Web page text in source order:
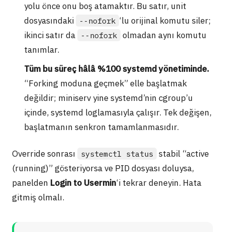
yolu önce onu boş atamaktır. Bu satır, unit
dosyasındaki
--nofork ‘lu orijinal komutu siler;
ikinci satır da
--nofork olmadan aynı komutu
tanımlar.
Tüm bu süreç hâlâ %100 systemd yönetiminde.
“Forking moduna geçmek” elle başlatmak
değildir; miniserv yine systemd’nin cgroup’u
içinde, systemd loglamasıyla çalışır. Tek değişen,
başlatmanın senkron tamamlanmasıdır.
Override sonrası systemctl status stabil “active
(running)” gösteriyorsa ve PID dosyası doluysa,
panelden Login to Usermin‘i tekrar deneyin. Hata
gitmiş olmalı.